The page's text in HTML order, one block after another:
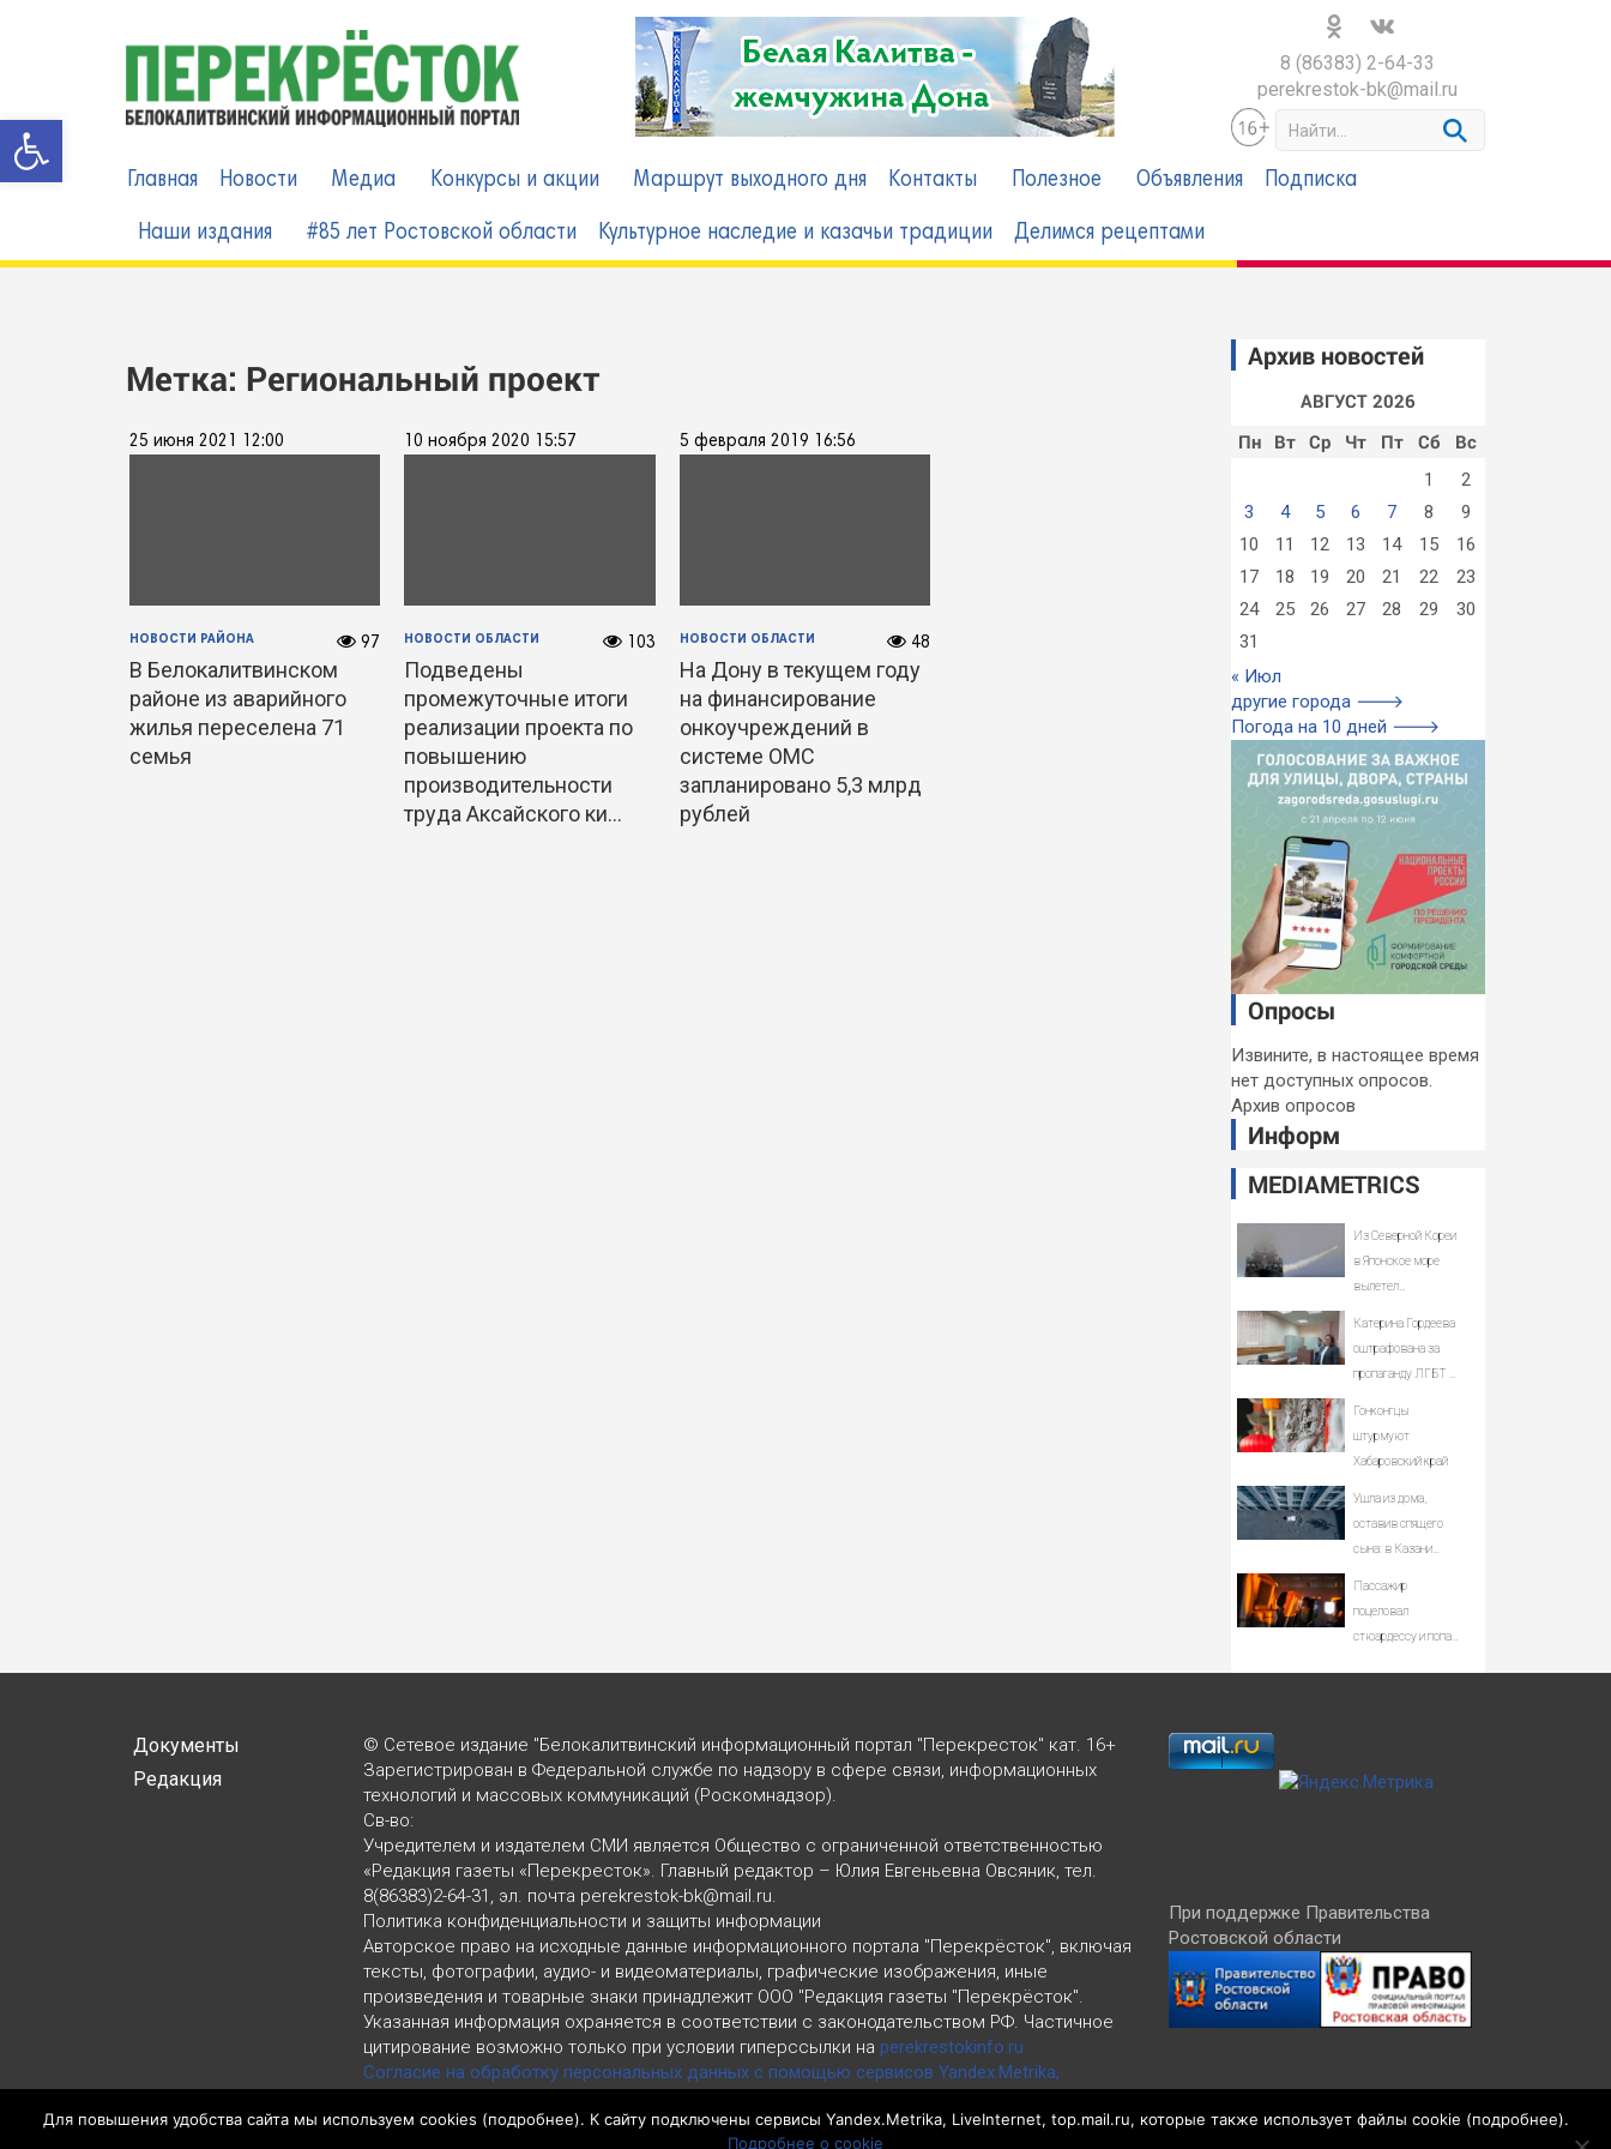
8 (86383) 2-64-33
perekrestok-bk@mail.ru
a
Главная Новости Медиа Конкурсы и акции Маршрут выходного дня Контакты Полезное Объявления Подписка
Наши издания #85 лет Ростовской области Культурное наследие и казачьи традиции Делимся рецептами
Метка: Региональный проект
25 июня 2021 12:00
НОВОСТИ РАЙОНА 97
В Белокалитвинском
районе из аварийного
жилья переселена 71
семья
10 ноября 2020 15:57
НОВОСТИ ОБЛАСТИ 103
Подведены
промежуточные итоги
реализации проекта по
повышению
производительности
труда Аксайского ки...
5 февраля 2019 16:56
НОВОСТИ ОБЛАСТИ 48
На Дону в текущем году
на финансирование
онкоучреждений в
системе ОМС
запланировано 5,3 млрд
рублей
Архив новостей
АВГУСТ 2026
Пн
Вт Ср Чт Пт Сб Вс
1
2
3
4 5 6 7 8
9
10
11 12 13 14 15
16
17
18 19 20 21 22
23
24
25 26 27 28 29
30
31
« Июл
другие города 🡒
Погода на 10 дней 🡒
Опросы
Извините, в настоящее время
нет доступных опросов.
Архив опросов
Информ
MEDIAMETRICS
Из Северной Кореи
в Японское море
вылетел
Катерина Гордеева
оштрафована за
пропаганду ЛГБТ в
Гонконгцы
штурмуют
Хабаровский край
Ушла из дома,
оставив спящего
сына: в Казани
Пассажир
поцеловал
стюардессу и попал
Документы
Редакция
© Сетевое издание "Белокалитвинский информационный портал "Перекресток" кат. 16+
Зарегистрирован в Федеральной службе по надзору в сфере связи, информационных
технологий и массовых коммуникаций (Роскомнадзор).
Св-во:
Учредителем и издателем СМИ является Общество с ограниченной ответственностью
«Редакция газеты «Перекресток». Главный редактор – Юлия Евгеньевна Овсяник, тел.
8(86383)2-64-31, эл. почта perekrestok-bk@mail.ru.
Политика конфиденциальности и защиты информации
Авторское право на исходные данные информационного портала "Перекрёсток", включая
тексты, фотографии, аудио- и видеоматериалы, графические изображения, иные
произведения и товарные знаки принадлежит ООО "Редакция газеты "Перекрёсток".
Указанная информация охраняется в соответствии с законодательством РФ. Частичное
цитирование возможно только при условии гиперссылки на perekrestokinfo.ru
Согласие на обработку персональных данных с помощью сервисов Yandex.Metrika,
Политика конфиденциальности и защиты информации
При поддержке Правительства
Ростовской области
Открыть панель инструментов
Для повышения удобства сайта мы используем cookies (подробнее). К сайту подключены сервисы Yandex.Metrika, LiveInternet, top.mail.ru, которые также использует файлы cookie (подробнее).
Подробнее о cookie